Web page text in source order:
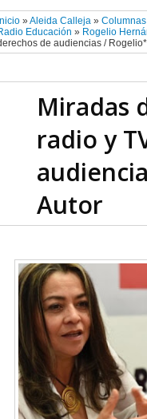
Inicio»Aleida Calleja» Columnas
Educación » Rogelio
de audiencias /
Miradas
radio y
Autor